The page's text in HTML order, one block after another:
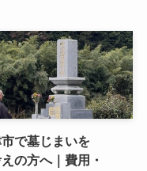
で​墓じまいを​
の​方​へ​｜費用・